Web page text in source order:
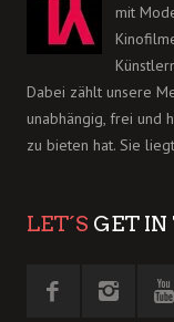
mit
Dabei zählt unsere
unabhängig, frei und
zu bieten hat. Sie
LET´S GET